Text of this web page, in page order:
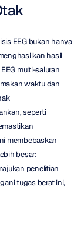
EEG bukan hanya
hasil
multi-saluran
waktu dan
seperti
membebaskan
besar:
penelitian
tugas berat ini,